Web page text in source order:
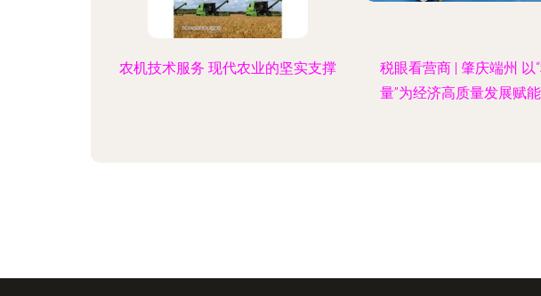
农机技术服务 现代农业的坚实支撑
税眼看营商 | 肇庆端州 以
量”为经济高质量发展赋